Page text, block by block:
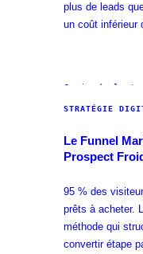
plus de leads
un coût inférieur
6 min de
STRATÉGIE
Le Funnel
Prospect
95 % des
prêts à acheter.
méthode qui
convertir étape